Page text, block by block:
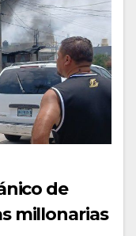
de
millonarias